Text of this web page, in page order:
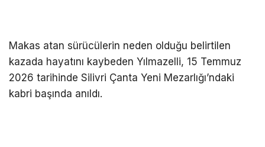
Makas atan sürücülerin neden olduğu belirtilen
kazada hayatını kaybeden Yılmazelli, 15 Temmuz
2026 tarihinde Silivri Çanta Yeni Mezarlığı’ndaki
kabri başında anıldı.